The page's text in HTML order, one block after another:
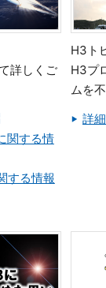
詳しくご
関する情
する情報
H3ト
H3プ
ムを
詳